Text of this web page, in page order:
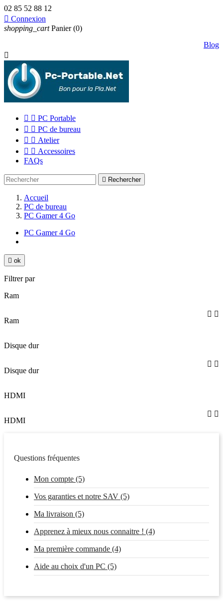
02 85 52 88 12
 Connexion
shopping_cart Panier (0)
Blog

  PC Portable
  PC de bureau
  Atelier
  Accessoires
FAQs
 Rechercher
Accueil
PC de bureau
PC Gamer 4 Go
PC Gamer 4 Go
 ok
Filtrer par
Ram
Ram
 
Disque dur
Disque dur
 
HDMI
HDMI
 
Questions fréquentes
Mon compte (5)
Vos garanties et notre SAV (5)
Ma livraison (5)
Apprenez à mieux nous connaitre ! (4)
Ma première commande (4)
Aide au choix d'un PC (5)